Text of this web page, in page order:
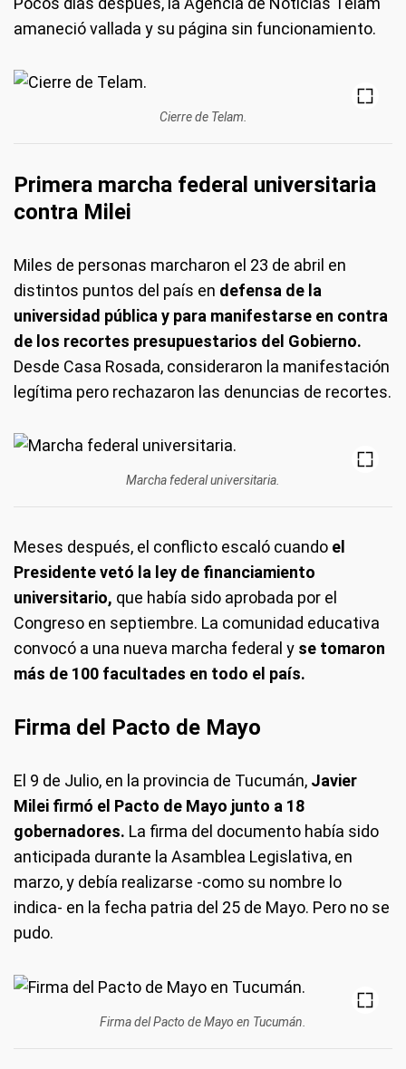
amaneció vallada y su página sin funcionamiento.
Cierre de Telam.
Primera marcha federal universitaria
contra Milei
Miles de personas marcharon el 23 de abril en
distintos puntos del país en defensa de la
universidad pública y para manifestarse en contra
de los recortes presupuestarios del Gobierno.
Desde Casa Rosada, consideraron la manifestación
legítima pero rechazaron las denuncias de recortes.
Marcha federal universitaria.
Meses después, el conflicto escaló cuando el
Presidente vetó la ley de financiamiento
universitario, que había sido aprobada por el
Congreso en septiembre. La comunidad educativa
convocó a una nueva marcha federal y se tomaron
más de 100 facultades en todo el país.
Firma del Pacto de Mayo
El 9 de Julio, en la provincia de Tucumán, Javier
Milei firmó el Pacto de Mayo junto a 18
gobernadores. La firma del documento había sido
anticipada durante la Asamblea Legislativa, en
marzo, y debía realizarse -como su nombre lo
indica- en la fecha patria del 25 de Mayo. Pero no se
pudo.
Firma del Pacto de Mayo en Tucumán.